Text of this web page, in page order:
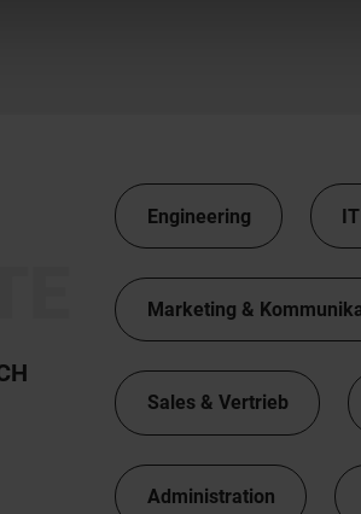
Engineering
Marketing &
Sales & Vertrieb
Administration